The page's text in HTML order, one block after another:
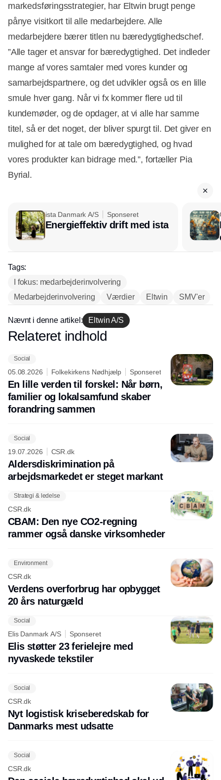
markedsføringsstrategier, har Eltwin brugt penge
pånye visitkort til alle medarbejdere. Alle
medarbejdere bærer titlen nu bæredygtighedschef.
”Alle tager et ansvar for bæredygtighed. Det indleder
mange af vores samtaler med vores kunder og
samarbejdspartnere, og det udvikler også os en lille
smule hver gang. Når vi fx kommer flere ud til
kundemøder, og de opdager, at vi alle har samme
titel, så er det noget, der bliver spurgt til. Det giver en
mulighed for at tale om bæredygtighed, og hvad
vores produkter kan bidrage med.”, fortæller Pia
Byrial.
ista Danmark A/S Sponseret
Energieffektiv drift med ista
Tags:
I fokus: medarbejderinvolvering
Medarbejderinvolvering
Værdier Eltwin SMV'er
Nævnt i denne artikel: Eltwin A/S
Annonce
Relateret indhold
Social
05.08.2026 Folkekirkens Nødhjælp Sponseret
En lille verden til forskel: Når børn,
familier og lokalsamfund skaber
forandring sammen
Social
19.07.2026 CSR.dk
Aldersdiskrimination på
arbejdsmarkedet er steget markant
Strategi & ledelse
CSR.dk
CBAM: Den nye CO2-regning
rammer også danske virksomheder
Environment
CSR.dk
Verdens overforbrug har opbygget
20 års naturgæld
Social
Elis Danmark A/S Sponseret
Elis støtter 23 ferielejre med
nyvaskede tekstiler
Social
CSR.dk
Nyt logistisk kriseberedskab for
Danmarks mest udsatte
Social
CSR.dk